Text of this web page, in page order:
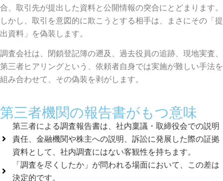
合、取引先が提出した資料と公開情報の突合にとどまります。
しかし、取引を意図的に欺こうとする相手は、まさにその「提
出資料」を偽装します。
調査会社は、閉鎖登記簿の遡及、過去役員の追跡、現地実査、
第三者ヒアリングという、依頼者自身では実施が難しい手法を
組み合わせて、その偽装を剥がします。
第三者機関の報告書がもつ意味
第三者による調査報告書は、社内稟議・取締役会での説明
責任、金融機関や株主への説明、訴訟に発展した際の証拠
資料として、社内調査にはない客観性を持ちます。
「調査を尽くしたか」が問われる場面において、この差は
決定的です。